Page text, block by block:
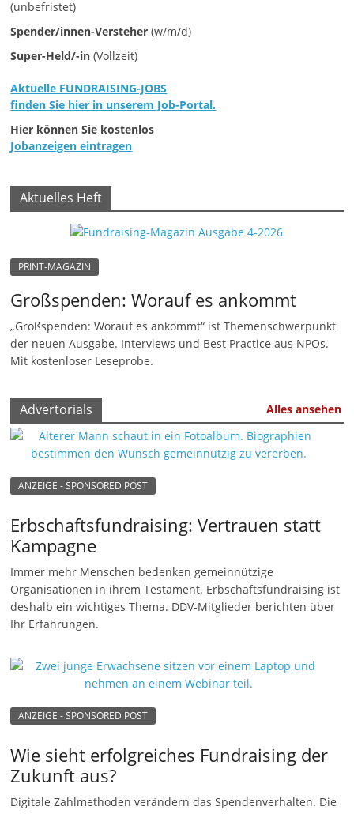
(unbefristet)
Spender/innen-Versteher (w/m/d)
Super-Held/-in (Vollzeit)
Aktuelle FUNDRAISING-JOBS
finden Sie hier in unserem Job-Portal.
Hier können Sie kostenlos
Jobanzeigen eintragen
Aktuelles Heft
PRINT-MAGAZIN
Großspenden: Worauf es ankommt
„Großspenden: Worauf es ankommt“ ist Themenschwerpunkt
der neuen Ausgabe. Interviews und Best Practice aus NPOs.
Mit kostenloser Leseprobe.
Advertorials Alles ansehen
ANZEIGE - SPONSORED POST
Erbschaftsfundraising: Vertrauen statt
Kampagne
Immer mehr Menschen bedenken gemeinnützige
Organisationen in ihrem Testament. Erbschaftsfundraising ist
deshalb ein wichtiges Thema. DDV-Mitglieder berichten über
Ihr Erfahrungen.
ANZEIGE - SPONSORED POST
Wie sieht erfolgreiches Fundraising der
Zukunft aus?
Digitale Zahlmethoden verändern das Spendenverhalten. Die